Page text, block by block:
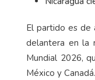
El partido es de
delantera en la
Mundial 2026,
México y Canadá.